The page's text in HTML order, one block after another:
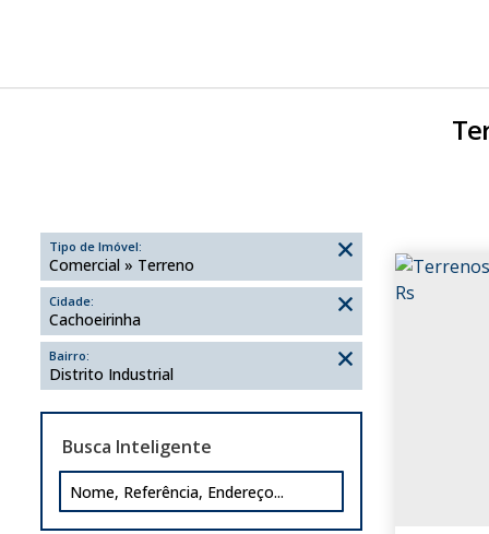
Tipo de Imóvel:
Comercial » Terreno
Cidade:
Cachoeirinha
Bairro:
Distrito Industrial
Busca Inteligente